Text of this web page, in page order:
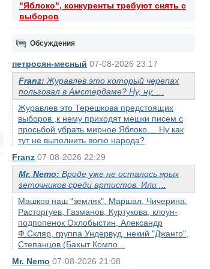
"Яблоко", конкуренты требуют снять с
выборов
Обсуждения
петросян-месный 07-08-2026 23:17
Franz: Журавлев это который черепах
пользовал в Амстердаме? Ну, ну. ...
Журавлев это Терешкова предстоящих
выборов ,к нему приходят мешки писем с
просьбой убрать мирное Яблоко.... Ну как
тут не выполнить волю народа?
Franz 07-08-2026 22:29
Mr. Nemo: Вроде уже не осталось ярых
зеточников среди артистов. Или ...
Машков наш "земляк", Маршал, Чичерина,
Расторгуев, Газманов, Куртукова, клоун-
подпопенок Охлобыстин, Александр
Ф.Скляр, группа Ундервуд, некий "Джанго",
Степанцов (Бахыт Компо...
Mr. Nemo 07-08-2026 21:08